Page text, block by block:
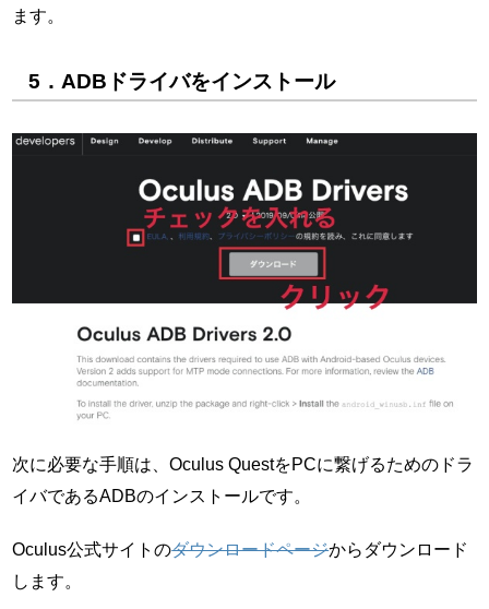
ます。
5．ADBドライバをインストール
次に必要な手順は、Oculus QuestをPCに繋げるためのドラ
イバであるADBのインストールです。
Oculus公式サイトのダウンロードページからダウンロード
します。